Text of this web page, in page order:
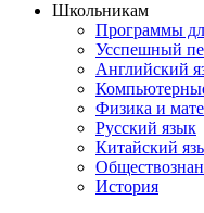
Школьникам
Программы
Усспешный
Английский
Физика и
Русский язык
Китайский
История